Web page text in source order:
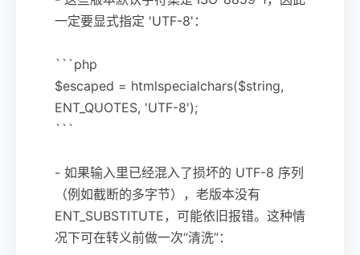
一定要显式指定 'UTF-8'：
```php
$escaped = htmlspecialchars($string,
ENT_QUOTES, 'UTF-8');
```
- 如果输入里已经混入了损坏的 UTF-8 序列
（例如截断的多字节），老版本没有
ENT_SUBSTITUTE，可能依旧报错。这种情
况下可在转义前做一次“清洗”：